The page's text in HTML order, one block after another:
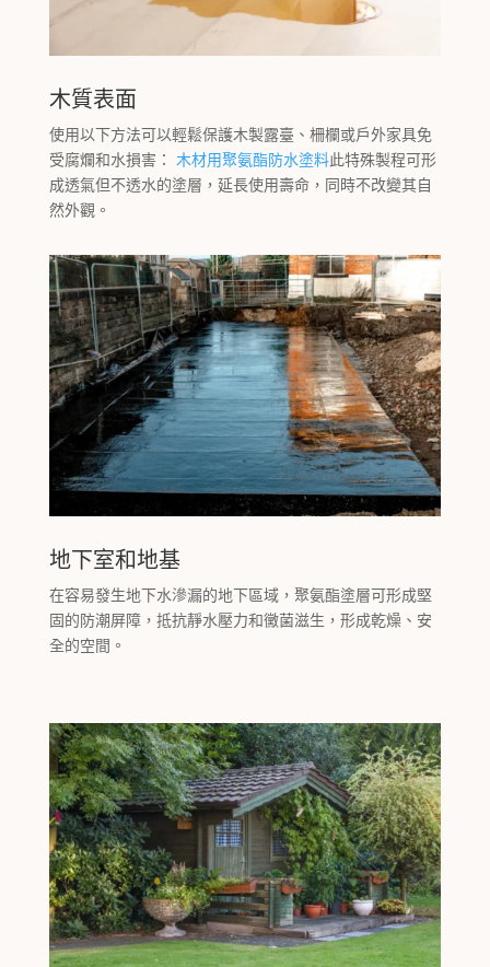
木質表面
使用以下方法可以輕鬆保護木製露臺、柵欄或戶外家具免
受腐爛和水損害： 木材用聚氨酯防水塗料此特殊製程可形
成透氣但不透水的塗層，延長使用壽命，同時不改變其自
然外觀。
地下室和地基
在容易發生地下水滲漏的地下區域，聚氨酯塗層可形成堅
固的防潮屏障，抵抗靜水壓力和黴菌滋生，形成乾燥、安
全的空間。